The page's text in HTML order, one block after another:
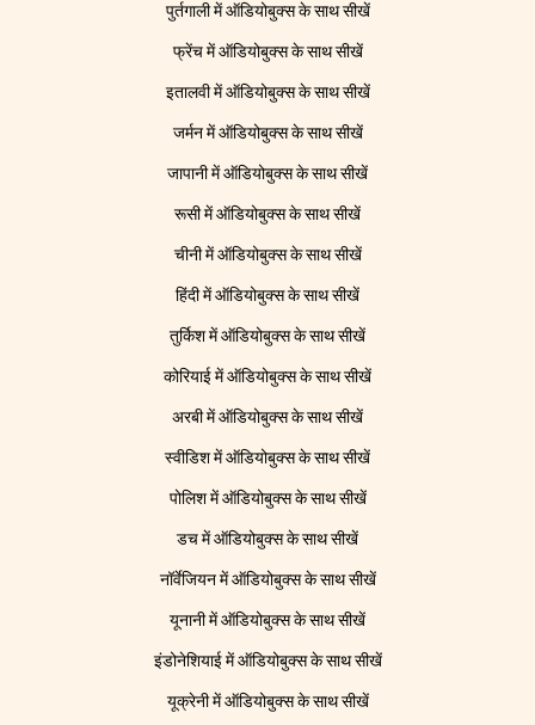
पुर्तगाली में ऑडियोबुक्स के साथ सीखें
फ्रेंच में ऑडियोबुक्स के साथ सीखें
इतालवी में ऑडियोबुक्स के साथ सीखें
जर्मन में ऑडियोबुक्स के साथ सीखें
जापानी में ऑडियोबुक्स के साथ सीखें
रूसी में ऑडियोबुक्स के साथ सीखें
चीनी में ऑडियोबुक्स के साथ सीखें
हिंदी में ऑडियोबुक्स के साथ सीखें
तुर्किश में ऑडियोबुक्स के साथ सीखें
कोरियाई में ऑडियोबुक्स के साथ सीखें
अरबी में ऑडियोबुक्स के साथ सीखें
स्वीडिश में ऑडियोबुक्स के साथ सीखें
पोलिश में ऑडियोबुक्स के साथ सीखें
डच में ऑडियोबुक्स के साथ सीखें
नॉर्वेजियन में ऑडियोबुक्स के साथ सीखें
यूनानी में ऑडियोबुक्स के साथ सीखें
इंडोनेशियाई में ऑडियोबुक्स के साथ सीखें
यूक्रेनी में ऑडियोबुक्स के साथ सीखें